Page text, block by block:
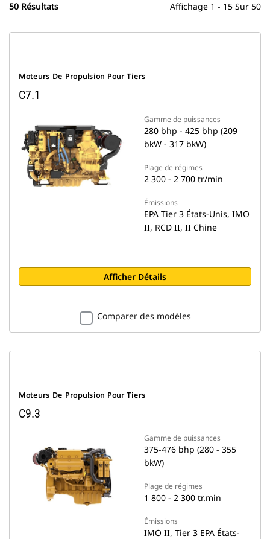
50 Résultats Affichage 1 - 15 Sur 50
Moteurs De Propulsion Pour Tiers
C7.1
Gamme de puissances
280 bhp - 425 bhp (209
bkW - 317 bkW)
Plage de régimes
2 300 - 2 700 tr/min
Émissions
EPA Tier 3 États-Unis, IMO
II, RCD II, II Chine
Afficher Détails
Comparer des modèles
Moteurs De Propulsion Pour Tiers
C9.3
Gamme de puissances
375-476 bhp (280 - 355
bkW)
Plage de régimes
1 800 - 2 300 tr.min
Émissions
IMO II, Tier 3 EPA États-